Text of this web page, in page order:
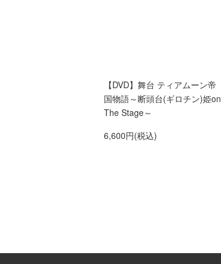
【DVD】舞台 ティアムーン帝
国物語～断頭台(ギロチン)姫on
The Stage～
6,600円(税込)